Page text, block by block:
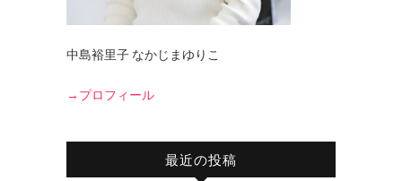
中島裕里子 なかじまゆりこ
→プロフィール
最近の投稿